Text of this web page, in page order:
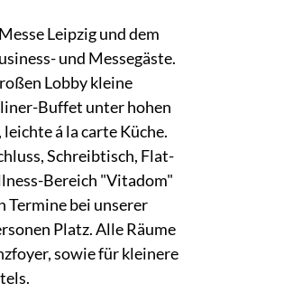
Leipzig und dem
und Messegäste.
Lobby kleine
Buffet unter hohen
á la carte Küche.
Schreibtisch, Flat-
Bereich "Vitadom"
Termine bei unserer
Platz. Alle Räume
sowie für kleinere